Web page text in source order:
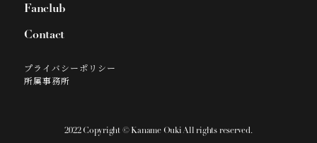
Fanclub
Contact
プライバシーポリシー
所属事務所
2022 Copyright © Kaname Ouki All rights reserved.